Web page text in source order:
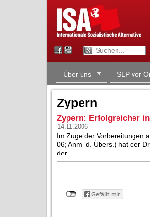
Über uns SLP vor
Zypern
Zypern: Erfolgreicher
14.11.2006
Im Zuge der Vorbereitungen
06; Anm. d. Übers.) hat der
der...